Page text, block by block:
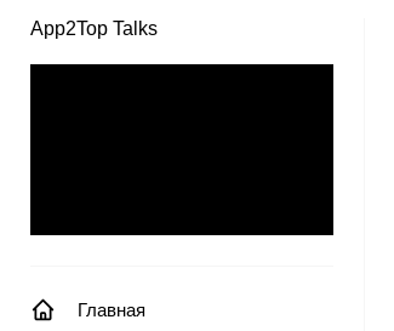
App2Top Talks
Главная